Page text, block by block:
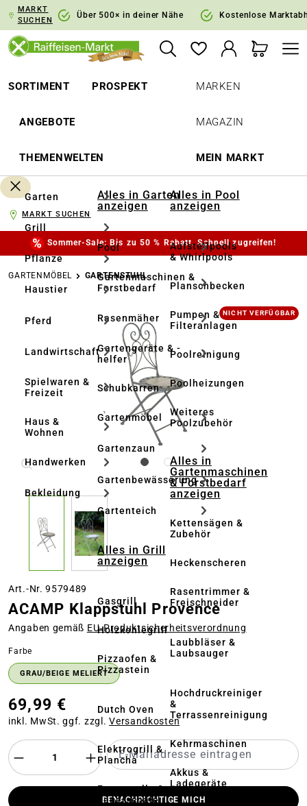
Zur Hauptnavigation springen
MARKT
SUCHEN
Über 500× in deiner Nähe Kostenlose
SORTIMENT PROSPEKT
ANGEBOTE
THEMENWELTEN
MARKEN
MAGAZIN
MEIN MARKT
Garten
Grill
Pflanze
Haustier
Pferd
Landwirtschaft
Spielwaren &
Freizeit
Haus &
Wohnen
Handwerken
Bekleidung
Alles in Garten
anzeigen
Pool
Gartenmaschinen &
Forstbedarf
Rasenmäher
Gartengeräte & -
helfer
Schubkarren
Gartenmöbel
Gartenzaun
Gartenbewässerung
Gartenteich
Alles in Grill
anzeigen
Gasgrill
Holzkohlegrill
Pizzaofen &
Pizzastein
Dutch Oven
Elektrogrill &
Plancha
Feuerstelle &
Feuerschale
Alles in Pool
anzeigen
Aufstellpools
& Whirlpools
Planschbecken
Pumpen &
Filteranlagen
Poolreinigung
Poolheizungen
Weiteres
Poolzubehör
Alles in
Gartenmaschinen
& Forstbedarf
anzeigen
Kettensägen &
Zubehör
Heckenscheren
Rasentrimmer &
Freischneider
Laubbläser &
Laubsauger
Hochdruckreiniger
&
Terrassenreinigung
Kehrmaschinen
Akkus &
Ladegeräte
MARKT SUCHEN
Sommer-Sale: Bis zu 50 % Rabatt. Schnell zugreifen!
GARTENMÖBEL GARTENSTUHL
Bildergalerie überspringen NICHT VERFÜGBAR
Art.-Nr. 9579489
ACAMP Klappstuhl Provence
Angaben gemäß EU‑Produktsicherheitsverordnung
Farbe
GRAU/BEIGE MELIERT
69,99 €
inkl. MwSt. ggf. zzgl.Versandkosten
BENACHRICHTIGE MICH